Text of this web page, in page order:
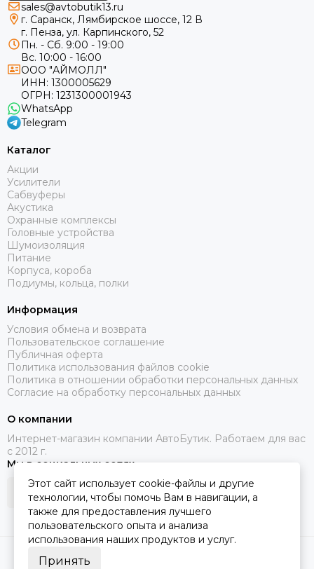
sales@avtobutik13.ru
г. Саранск, Лямбирское шоссе, 12 В
г. Пенза, ул. Карпинского, 52
Пн. - Сб. 9:00 - 19:00
Вс. 10:00 - 16:00
ООО "АЙМОЛЛ"
ИНН: 1300005629
ОГРН: 1231300001943
WhatsApp
Telegram
Каталог
Акции
Усилители
Сабвуферы
Акустика
Охранные комплексы
Головные устройства
Шумоизоляция
Питание
Корпуса, короба
Подиумы, кольца, полки
Информация
Условия обмена и возврата
Пользовательское соглашение
Публичная оферта
Политика использования файлов cookie
Политика в отношении обработки персональных данных
Согласие на обработку персональных данных
О компании
Интернет-магазин компании АвтоБутик. Работаем для вас
с 2012 г.
Мы в социальных сетях
Этот сайт использует cookie-файлы и другие
технологии, чтобы помочь Вам в навигации, а
также для предоставления лучшего
пользовательского опыта и анализа
использования наших продуктов и услуг.
Принять